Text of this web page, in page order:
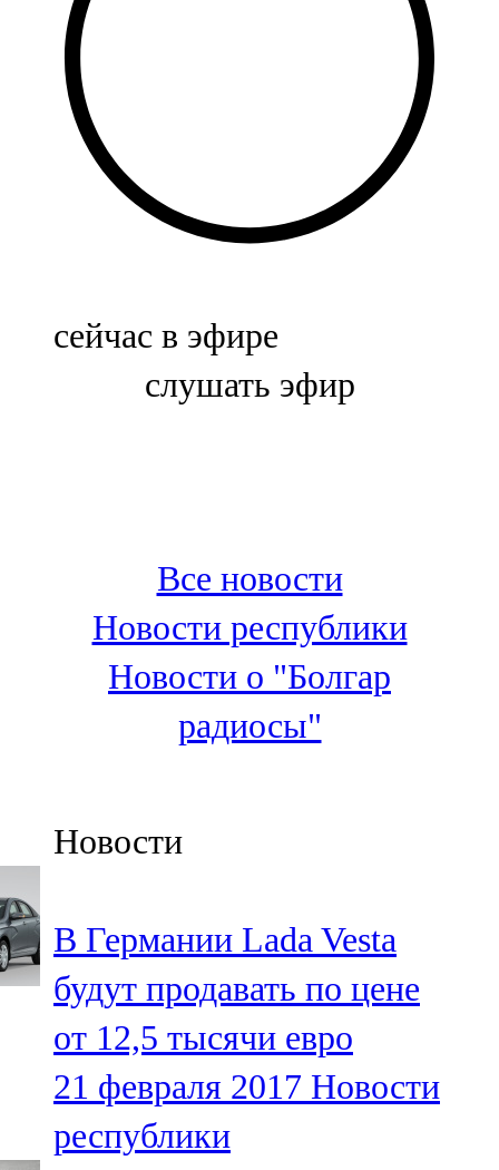
Балык бистәсе
104,9 FM
Баулы
107,5 FM
Биләр
Болгар
100,3 FM
Зәй
106,6 FM
Кадыбаш
105,2 FM
91,5 FM
106,1 FM
Кама тамагы
71,51 FM
Кукмара
107,9 FM
сейчас в эфире
слушать эфир
Все новости
Новости республики
Новости о "Болгар
радиосы"
Новости
В Германии Lada Vesta
будут продавать по цене
от 12,5 тысячи евро
21 февраля 2017 Новости
республики